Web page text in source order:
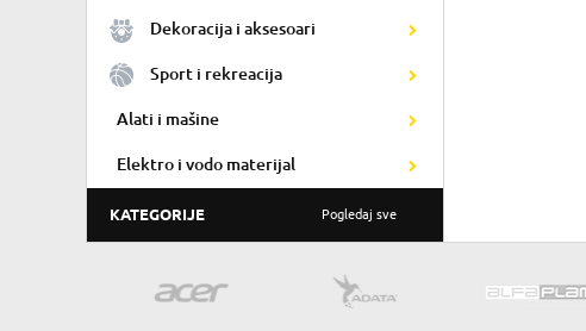
Dekoracija i aksesoari
Sport i rekreacija
Alati i mašine
Elektro i vodo materijal
KATEGORIJE Pogledaj sve